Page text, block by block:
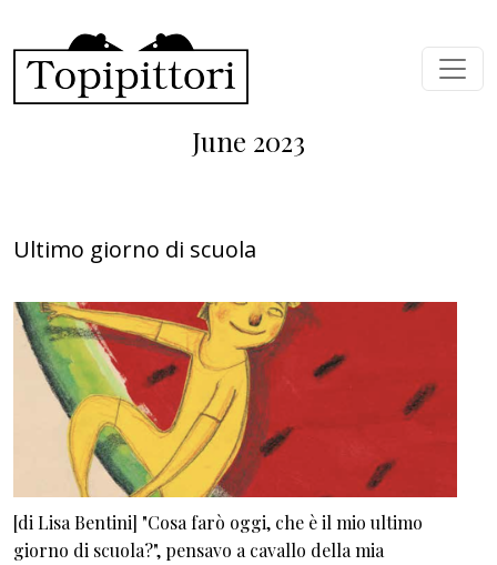
June 2023
Ultimo giorno di scuola
[di Lisa Bentini] "Cosa farò oggi, che è il mio ultimo
giorno di scuola?", pensavo a cavallo della mia